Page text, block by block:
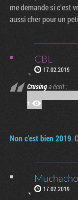
me demande si c'est
aussi cher pour un
CBL
17.02.2019
Crusinga écrit :
Non c'est bien 2019.
Muchacho
17.02.2019